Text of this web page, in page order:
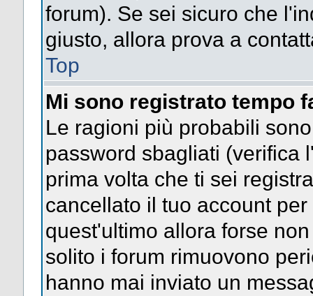
forum). Se sei sicuro che
giusto, allora prova a
Top
Mi sono registrato tempo
Le ragioni più probabili
password sbagliati (verifica
prima volta che ti sei
cancellato il tuo account
quest'ultimo allora forse
solito i forum rimuovono
hanno mai inviato un